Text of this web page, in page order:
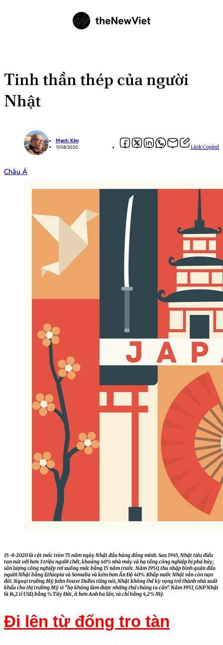
Tinh thần thép của người
Nhật
Mạnh Kim
11/08/2020 Link Copied
Châu Á
15-8-2020 là cột mốc tròn 75 năm ngày Nhật đầu hàng đồng minh. Sau 1945, Nhật tiêu điều
tan nát với hơn 3 triệu người chết, khoảng 40% nhà máy và hạ tầng công nghiệp bị phá hủy;
sản lượng công nghiệp rơi xuống mức bằng 15 năm trước. Năm 1950, thu nhập bình quân đầu
người Nhật bằng Ethiopia và Somalia và kém hơn Ấn Độ 40%. Khắp nước Nhật vẫn còn nạn
đói. Ngoại trưởng Mỹ John Foster Dulles từng nói, Nhật không thể kỳ vọng trở thành nhà xuất
khẩu cho thị trường Mỹ vì “họ không làm được những thứ chúng ta cần”. Năm 1951, GNP Nhật
là 14,2 tỉ USD, bằng ½ Tây Đức, ít hơn Anh ba lần, và chỉ bằng 4,2% Mỹ.
Đi lên từ đống tro tàn